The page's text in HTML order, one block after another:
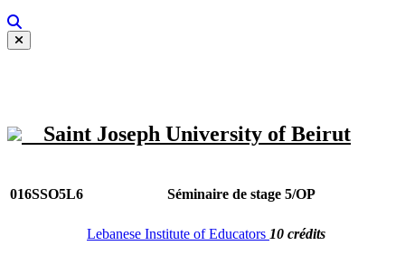
Saint Joseph University of Beirut
016SSO5L6 Séminaire de stage 5/OP
Lebanese Institute of Educators 10 crédits